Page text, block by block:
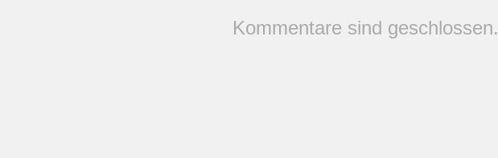
Kommentare sind geschlossen.